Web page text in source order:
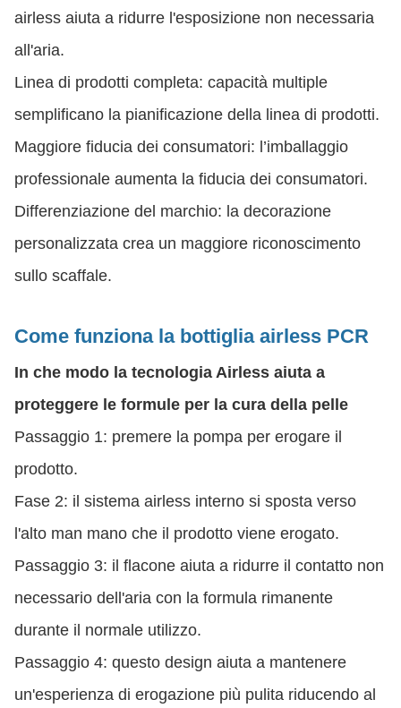
airless aiuta a ridurre l'esposizione non necessaria
all'aria.
Linea di prodotti completa: capacità multiple
semplificano la pianificazione della linea di prodotti.
Maggiore fiducia dei consumatori: l’imballaggio
professionale aumenta la fiducia dei consumatori.
Differenziazione del marchio: la decorazione
personalizzata crea un maggiore riconoscimento
sullo scaffale.
Come funziona la bottiglia airless PCR
In che modo la tecnologia Airless aiuta a
proteggere le formule per la cura della pelle
Passaggio 1: premere la pompa per erogare il
prodotto.
Fase 2: il sistema airless interno si sposta verso
l'alto man mano che il prodotto viene erogato.
Passaggio 3: il flacone aiuta a ridurre il contatto non
necessario dell'aria con la formula rimanente
durante il normale utilizzo.
Passaggio 4: questo design aiuta a mantenere
un'esperienza di erogazione più pulita riducendo al